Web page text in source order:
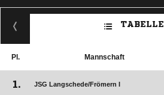
TABELLE
Pl. Mannschaft
1. JSG Langschede/​Frömern I